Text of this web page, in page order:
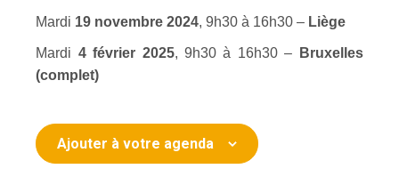
Mardi 19 novembre 2024, 9h30 à 16h30 – Liège
Mardi 4 février 2025, 9h30 à 16h30 –
Bruxelles
(complet)
Ajouter à votre agenda